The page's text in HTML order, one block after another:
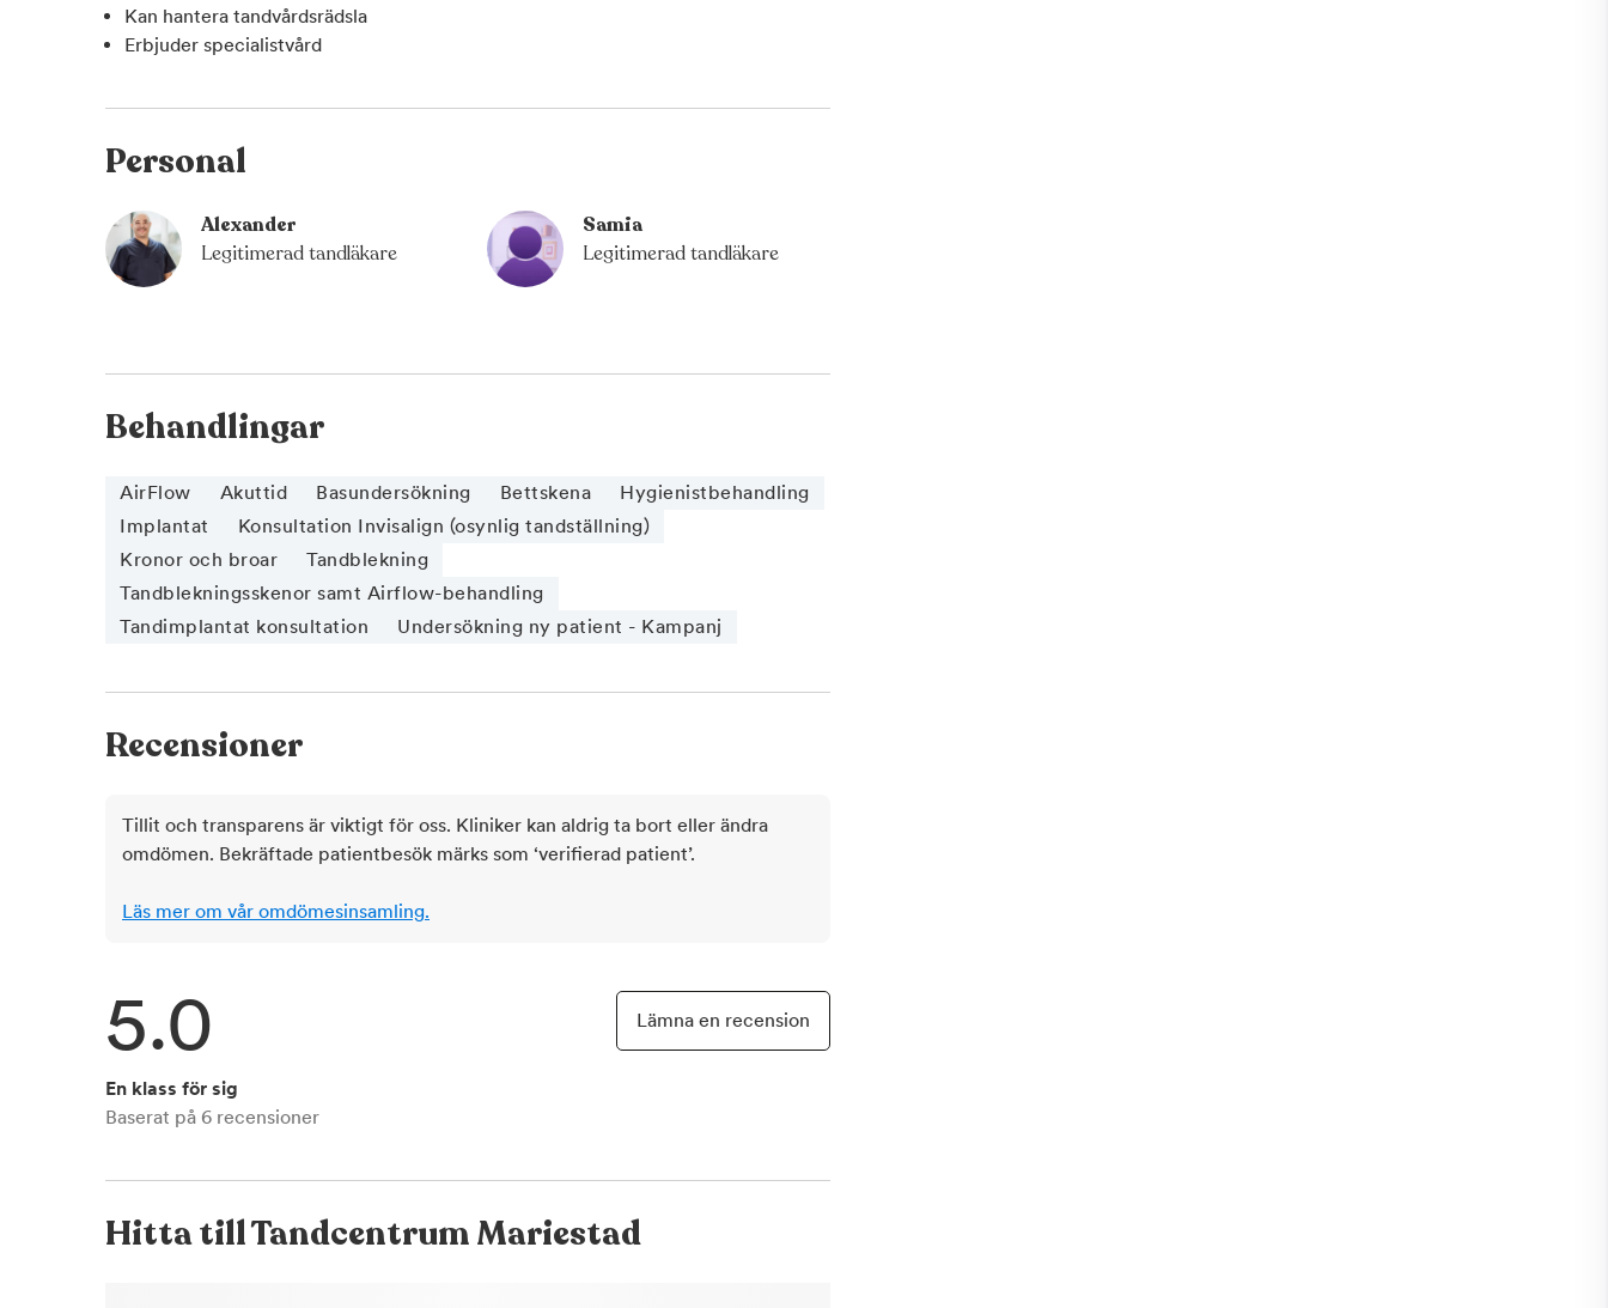
Kan hantera tandvårdsrädsla
Erbjuder specialistvård
Personal
Alexander
Legitimerad tandläkare
Samia
Legitimerad tandläkare
Behandlingar
AirFlow Akuttid Basundersökning Bettskena
Hygienistbehandling
Implantat
Konsultation Invisalign (osynlig tandställning)
Kronor och broar
Tandblekning
Tandblekningsskenor samt Airflow-behandling
Tandimplantat konsultation
Undersökning ny patient - Kampanj
Recensioner
Tillit och transparens är viktigt för oss. Kliniker kan aldrig ta bort eller ändra
omdömen. Bekräftade patientbesök märks som ‘verifierad patient’.
Läs mer om vår omdömesinsamling.
5.0
En klass för sig
Baserat på 6 recensioner
Lämna en recension
Hitta tillTandcentrum Mariestad